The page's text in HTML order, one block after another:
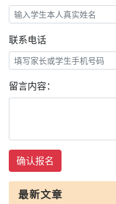
联系电话
留言内容：
确认报名
最新文章